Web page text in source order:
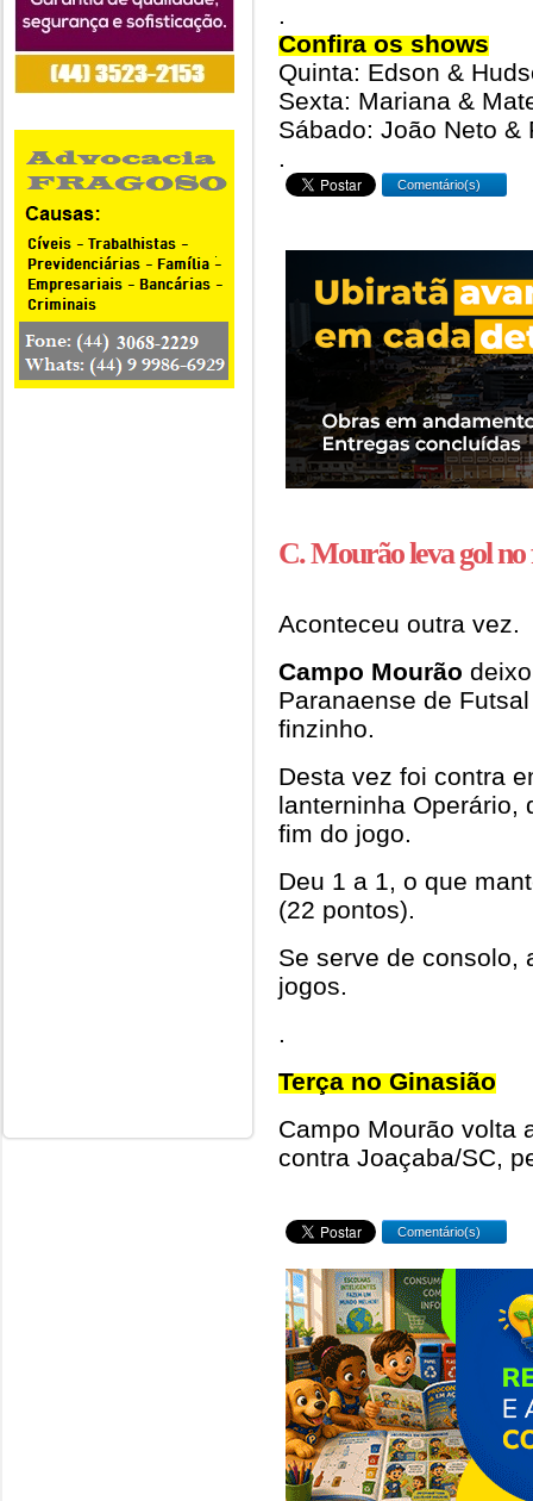
.
Confira os shows
Quinta: Edson &
Sexta: Mariana &
Sábado: João Neto &
.
Comentário(s)
C. Mourão leva gol no
Aconteceu outra vez.
Campo Mourão
Paranaense de
finzinho.
Desta vez foi contra
lanterninha Operário,
fim do jogo.
Deu 1 a 1, o que
(22 pontos).
Se serve de consolo,
jogos.
.
Terça no Ginasião
Campo Mourão volta
contra Joaçaba/SC,
Comentário(s)